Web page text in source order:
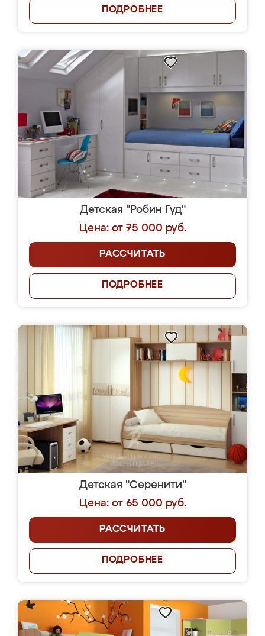
ПОДРОБНЕЕ
Детская "Робин Гуд"
Цена: от 75 000 руб.
РАССЧИТАТЬ
ПОДРОБНЕЕ
Детская "Серенити"
Цена: от 65 000 руб.
РАССЧИТАТЬ
ПОДРОБНЕЕ